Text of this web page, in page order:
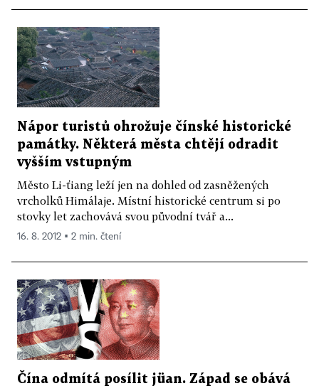
Nápor turistů ohrožuje čínské historické
památky. Některá města chtějí odradit
vyšším vstupným
Město Li-ťiang leží jen na dohled od zasněžených
vrcholků Himálaje. Místní historické centrum si po
stovky let zachovává svou původní tvář a...
16. 8. 2012 ▪ 2 min. čtení
Čína odmítá posílit jüan. Západ se obává